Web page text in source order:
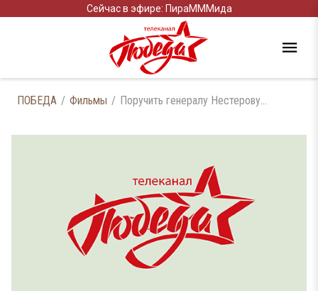
Сейчас в эфире: ПираМММида
ПОБЕДА Фильмы Поручить генералу Нестерову...